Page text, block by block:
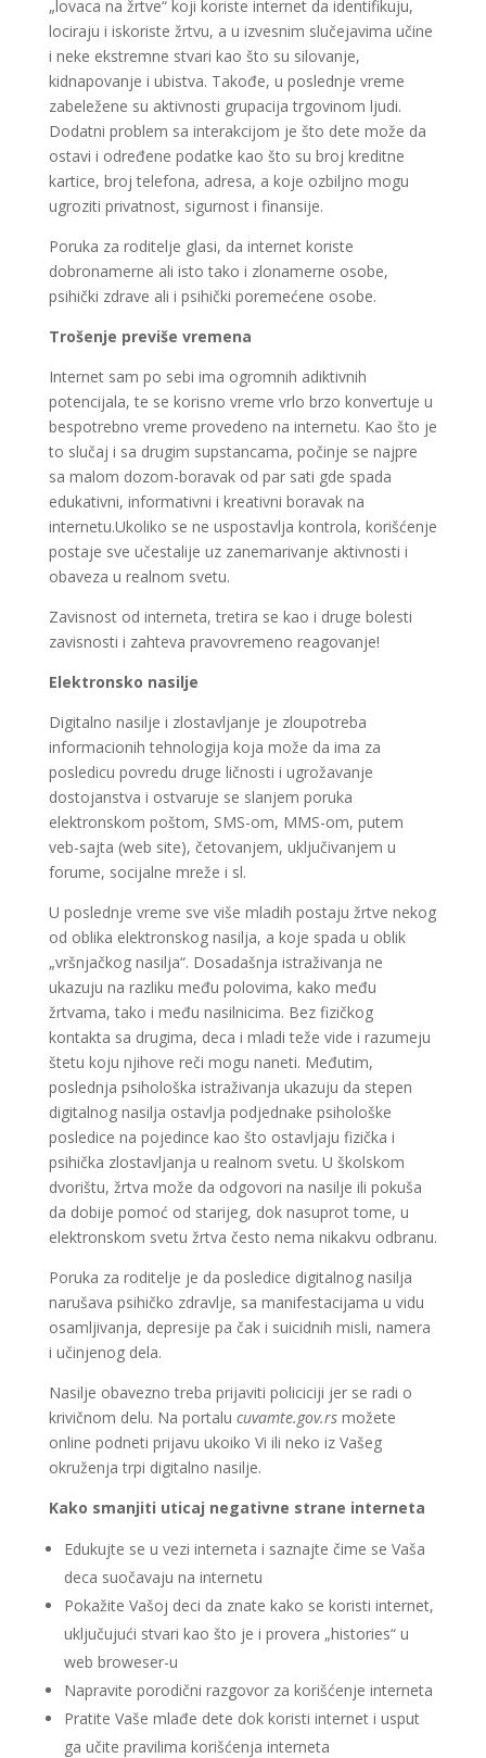
„lovaca na žrtve“ koji koriste internet da identifikuju,
lociraju i iskoriste žrtvu, a u izvesnim slučejavima učine
i neke ekstremne stvari kao što su silovanje,
kidnapovanje i ubistva. Takođe, u poslednje vreme
zabeležene su aktivnosti grupacija trgovinom ljudi.
Dodatni problem sa interakcijom je što dete može da
ostavi i određene podatke kao što su broj kreditne
kartice, broj telefona, adresa, a koje ozbiljno mogu
ugroziti privatnost, sigurnost i finansije.
Poruka za roditelje glasi, da internet koriste
dobronamerne ali isto tako i zlonamerne osobe,
psihički zdrave ali i psihički poremećene osobe.
Trošenje previše vremena
Internet sam po sebi ima ogromnih adiktivnih
potencijala, te se korisno vreme vrlo brzo konvertuje u
bespotrebno vreme provedeno na internetu. Kao što je
to slučaj i sa drugim supstancama, počinje se najpre
sa malom dozom-boravak od par sati gde spada
edukativni, informativni i kreativni boravak na
internetu.Ukoliko se ne uspostavlja kontrola, korišćenje
postaje sve učestalije uz zanemarivanje aktivnosti i
obaveza u realnom svetu.
Zavisnost od interneta, tretira se kao i druge bolesti
zavisnosti i zahteva pravovremeno reagovanje!
Elektronsko nasilje
Digitalno nasilje i zlostavljanje je zloupotreba
informacionih tehnologija koja može da ima za
posledicu povredu druge ličnosti i ugrožavanje
dostojanstva i ostvaruje se slanjem poruka
elektronskom poštom, SMS-om, MMS-om, putem
veb-sajta (web site), četovanjem, uključivanjem u
forume, socijalne mreže i sl.
U poslednje vreme sve više mladih postaju žrtve nekog
od oblika elektronskog nasilja, a koje spada u oblik
„vršnjačkog nasilja“. Dosadašnja istraživanja ne
ukazuju na razliku među polovima, kako među
žrtvama, tako i među nasilnicima. Bez fizičkog
kontakta sa drugima, deca i mladi teže vide i razumeju
štetu koju njihove reči mogu naneti. Međutim,
poslednja psihološka istraživanja ukazuju da stepen
digitalnog nasilja ostavlja podjednake psihološke
posledice na pojedince kao što ostavljaju fizička i
psihička zlostavljanja u realnom svetu. U školskom
dvorištu, žrtva može da odgovori na nasilje ili pokuša
da dobije pomoć od starijeg, dok nasuprot tome, u
elektronskom svetu žrtva često nema nikakvu odbranu.
Poruka za roditelje je da posledice digitalnog nasilja
narušava psihičko zdravlje, sa manifestacijama u vidu
osamljivanja, depresije pa čak i suicidnih misli, namera
i učinjenog dela.
Nasilje obavezno treba prijaviti policiciji jer se radi o
krivičnom delu. Na portalu cuvamte.gov.rsmožete
online podneti prijavu ukoiko Vi ili neko iz Vašeg
okruženja trpi digitalno nasilje.
Kako smanjiti uticaj negativne strane interneta
Edukujte se u vezi interneta i saznajte čime se Vaša
deca suočavaju na internetu
Pokažite Vašoj deci da znate kako se koristi internet,
uključujući stvari kao što je i provera „histories“ u
web broweser-u
Napravite porodični razgovor za korišćenje interneta
Pratite Vaše mlađe dete dok koristi internet i usput
ga učite pravilima korišćenja interneta